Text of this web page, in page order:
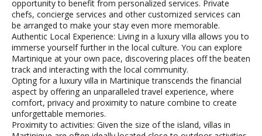
opportunity to benefit from personalized services. Private
chefs, concierge services and other customized services can
be arranged to make your stay even more memorable.
Authentic Local Experience: Living in a luxury villa allows you to
immerse yourself further in the local culture. You can explore
Martinique at your own pace, discovering places off the beaten
track and interacting with the local community.
Opting for a luxury villa in Martinique transcends the financial
aspect by offering an unparalleled travel experience, where
comfort, privacy and proximity to nature combine to create
unforgettable memories.
Proximity to activities: Given the size of the island, villas in